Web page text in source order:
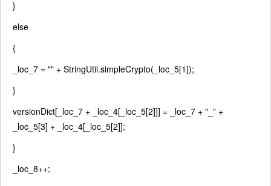
}
else
{
_loc_7 = "" + StringUtil.simpleCrypto(_loc_5[1]);
}
versionDict[_loc_7 + _loc_4[_loc_5[2]]] = _loc_7 + "_" +
_loc_5[3] + _loc_4[_loc_5[2]];
}
_loc_8++;